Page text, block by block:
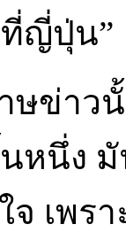
ญี่ปุ่น”
ษข่าว
หนึ่ง
จ เพ